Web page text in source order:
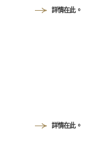
詳情在此。
詳情在此。